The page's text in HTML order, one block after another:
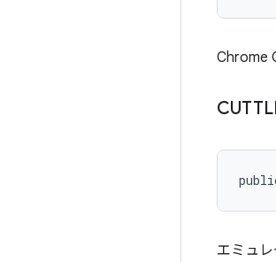
Chrome
エミュ